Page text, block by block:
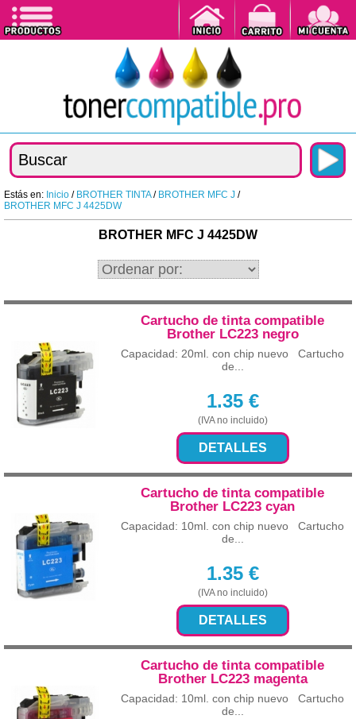
Estás en: Inicio / BROTHER TINTA/ BROTHER MFC J /
BROTHER MFC J 4425DW
BROTHER MFC J 4425DW
Cartucho de tinta compatible
Brother LC223 negro
Capacidad: 20ml. con chip nuevo Cartucho
de...
1.35€
(IVA no incluido)
DETALLES
Cartucho de tinta compatible
Brother LC223 cyan
Capacidad: 10ml. con chip nuevo Cartucho
de...
1.35€
(IVA no incluido)
DETALLES
Cartucho de tinta compatible
Brother LC223 magenta
Capacidad: 10ml. con chip nuevo Cartucho
de...